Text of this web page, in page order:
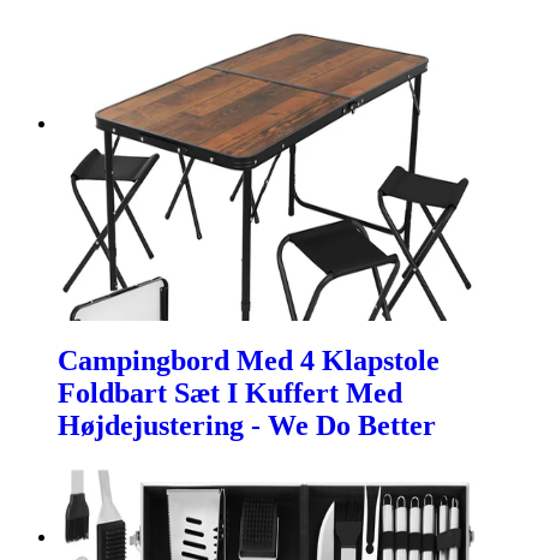
Campingbord Med 4 Klapstole
Foldbart Sæt I Kuffert Med
Højdejustering - We Do Better